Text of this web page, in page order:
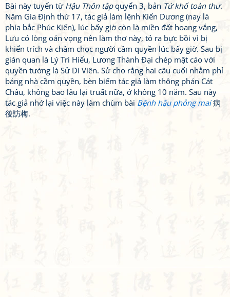
Bài này tuyển từ Hậu Thôn tậpquyển 3, bản Tứ khố toàn thư.
Năm Gia Định thứ 17, tác giả làm lệnh Kiến Dương (nay là
phía bắc Phúc Kiến), lúc bấy giờ còn là miền đất hoang vắng,
Lưu có lòng oán vọng nên làm thơ này, tỏ ra bực bồi vì bị
khiển trích và châm chọc người cầm quyền lúc bấy giờ. Sau bị
gián quan là Lý Tri Hiếu, Lương Thành Đại chép mật cáo với
quyền tướng là Sử Di Viên. Sử cho rằng hai câu cuối nhằm phỉ
báng nhà cầm quyền, bèn biếm tác giả làm thông phán Cát
Châu, không bao lâu lại truất nữa, ở không 10 năm. Sau này
tác giả nhớ lại việc này làm chùm bài Bệnh hậu phỏng mai病
後訪梅.